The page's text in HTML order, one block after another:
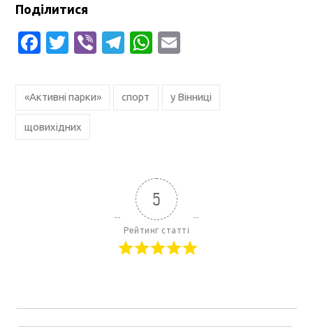
Поділитися
Facebook
Twitter
ViberTelegram
WhatsApp
«Активні парки» спорт у Вінниці
щовихідних
5
Рейтинг статті